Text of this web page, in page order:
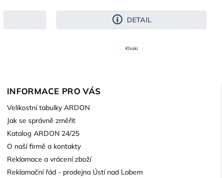
DETAIL
Khaki
INFORMACE PRO VÁS
Velikostní tabulky ARDON
Jak se správně změřit
Katalog ARDON 24/25
O naší firmě a kontakty
Reklamace a vrácení zboží
Reklamační řád - prodejna Ústí nad Labem